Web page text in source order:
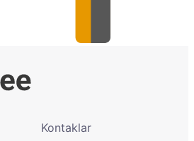
Kontaklar